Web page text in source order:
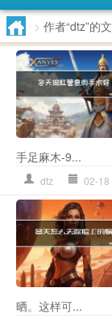
> 作者“dtz”的
手足麻木-9...
dtz 02-18
晒。这样可...